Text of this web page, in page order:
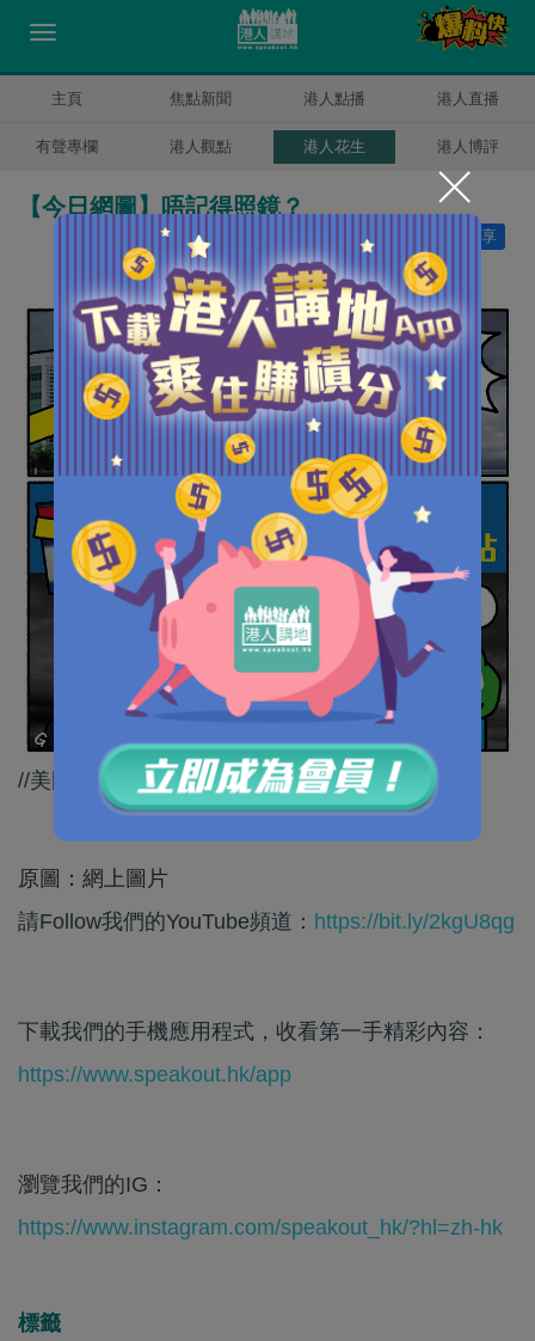
主頁 焦點新聞 港人點播 港人直播
有聲專欄 港人觀點 港人花生 港人博評
【今日網圖】唔記得照鏡？
分享
讚好
//美國老是出現雙重標準！//
原圖：網上圖片
請Follow我們的YouTube頻道： https://bit.ly/2kgU8qg
下載我們的手機應用程式，收看第一手精彩內容：
https://www.speakout.hk/app
瀏覽我們的IG：
https://www.instagram.com/speakout_hk/?hl=zh-hk
標籤